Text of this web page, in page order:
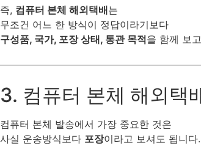
즉, 컴퓨터 본체 해외택배는
무조건 어느 한 방식이 정답이라기보다
구성품, 국가, 포장 상태, 통관 목적을 함께 보
3. 컴퓨터 본체 해외택
컴퓨터 본체 발송에서 가장 중요한 것은
사실 운송방식보다 포장이라고 보셔도 됩니다.